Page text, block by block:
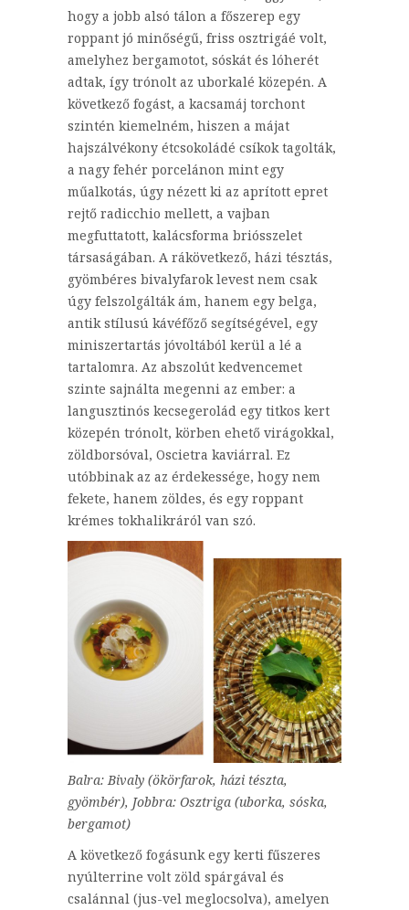
hogy a jobb alsó tálon a főszerep egy
roppant jó minőségű, friss osztrigáé volt,
amelyhez bergamotot, sóskát és lóherét
adtak, így trónolt az uborkalé közepén. A
következő fogást, a kacsamáj torchont
szintén kiemelném, hiszen a májat
hajszálvékony étcsokoládé csíkok tagolták,
a nagy fehér porcelánon mint egy
műalkotás, úgy nézett ki az aprított epret
rejtő radicchio mellett, a vajban
megfuttatott, kalácsforma briósszelet
társaságában. A rákövetkező, házi tésztás,
gyömbéres bivalyfarok levest nem csak
úgy felszolgálták ám, hanem egy belga,
antik stílusú kávéfőző segítségével, egy
miniszertartás jóvoltából kerül a lé a
tartalomra. Az abszolút kedvencemet
szinte sajnálta megenni az ember: a
langusztinós kecsegerolád egy titkos kert
közepén trónolt, körben ehető virágokkal,
zöldborsóval, Oscietra kaviárral. Ez
utóbbinak az az érdekessége, hogy nem
fekete, hanem zöldes, és egy roppant
krémes tokhalikráról van szó.
Balra: Bivaly (ökörfarok, házi tészta,
gyömbér), Jobbra: Osztriga (uborka, sóska,
bergamot)
A következő fogásunk egy kerti fűszeres
nyúlterrine volt zöld spárgával és
csalánnal (jus-vel meglocsolva), amelyen